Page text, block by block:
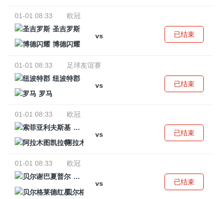
01-01 08:33
欧冠
圣吉罗斯
vs
博德闪耀
已结束
01-01 08:33
足球友谊赛
纽波特郡
vs
罗马
已结束
01-01 08:33
欧冠
索菲亚利夫斯基
vs
阿拉木图凯拉特
已结束
01-01 08:33
欧冠
贝尔谢巴夏普尔
vs
贝尔格莱德红星
已结束